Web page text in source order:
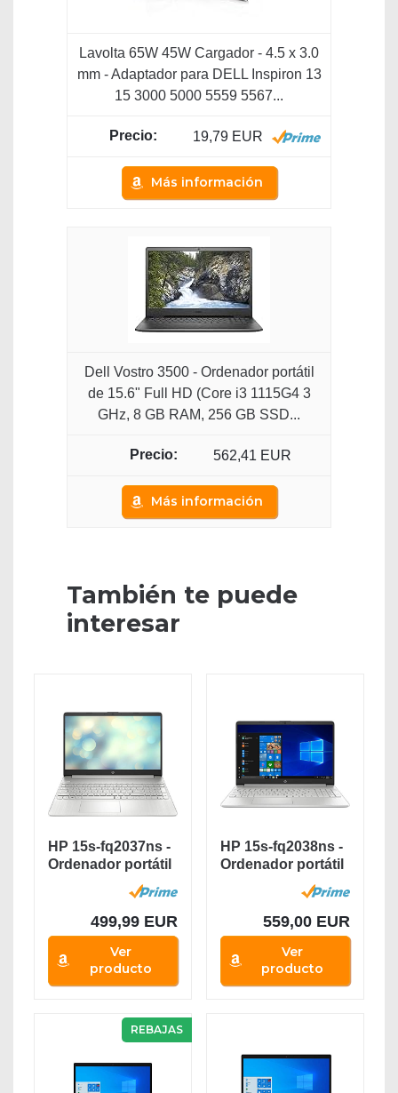
Lavolta 65W 45W Cargador - 4.5 x 3.0
mm - Adaptador para DELL Inspiron 13
15 3000 5000 5559 5567...
19,79 EUR
Más información
Dell Vostro 3500 - Ordenador portátil
de 15.6" Full HD (Core i3 1115G4 3
GHz, 8 GB RAM, 256 GB SSD...
562,41 EUR
Más información
También te puede
interesar
HP 15s-fq2037ns -
Ordenador portátil
499,99 EUR
Ver
producto
HP 15s-fq2038ns -
Ordenador portátil
559,00 EUR
Ver
producto
REBAJAS